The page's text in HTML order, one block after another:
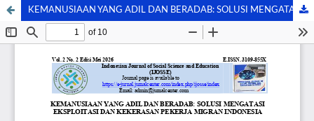
KEMANUSIAAN YANG ADIL DAN BERADAB: SOLUSI MENGATASI EKSPLOITASI DAN KEKERASAN PEKERJA MIGRAN INDONESIA